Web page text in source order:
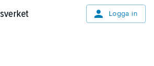
Logga in